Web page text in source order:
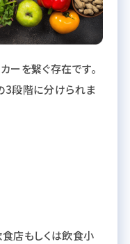
ーを繋ぐ存在です。
段階に分けられま
店もしくは飲食小